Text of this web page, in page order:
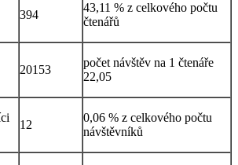
394
43,11 % z celkového počtu
čtenářů
20153
počet návštěv na 1 čtenáře
22,05
12
0,06 % z celkového počtu
návštěvníků